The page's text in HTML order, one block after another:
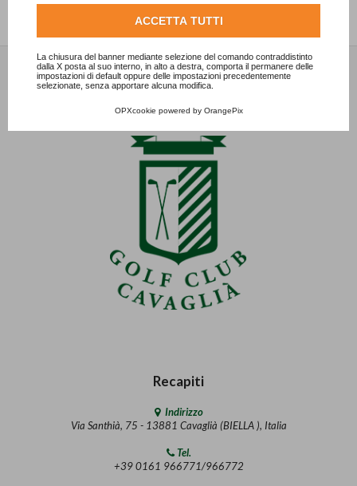
ACCETTA TUTTI
La chiusura del banner mediante selezione del comando contraddistinto
dalla X posta al suo interno, in alto a destra, comporta il permanere delle
impostazioni di default oppure delle impostazioni precedentemente
selezionate, senza apportare alcuna modifica.
OPXcookie powered by OrangePix
Recapiti
Indirizzo
Via Santhià, 75 - 13881 Cavaglià (BIELLA ), Italia
Tel.
+39 0161 966771/966772